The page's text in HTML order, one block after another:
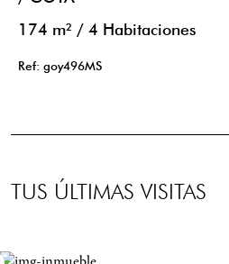
174 m² / 4 Habitaciones
Ref: goy496MS
TUS ÚLTIMAS VISITAS